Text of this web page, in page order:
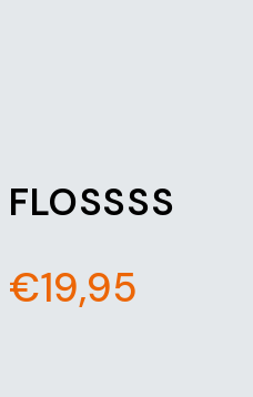
FLOSSSS
€19,95